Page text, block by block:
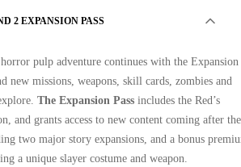
2 EXPANSION PASS
horror pulp adventure continues with the Expansion
new missions, weapons, skill cards, zombies and
The Expansion Pass includes the Red’s
and grants access to new content coming after the
two major story expansions, and a bonus
a unique slayer costume and weapon.